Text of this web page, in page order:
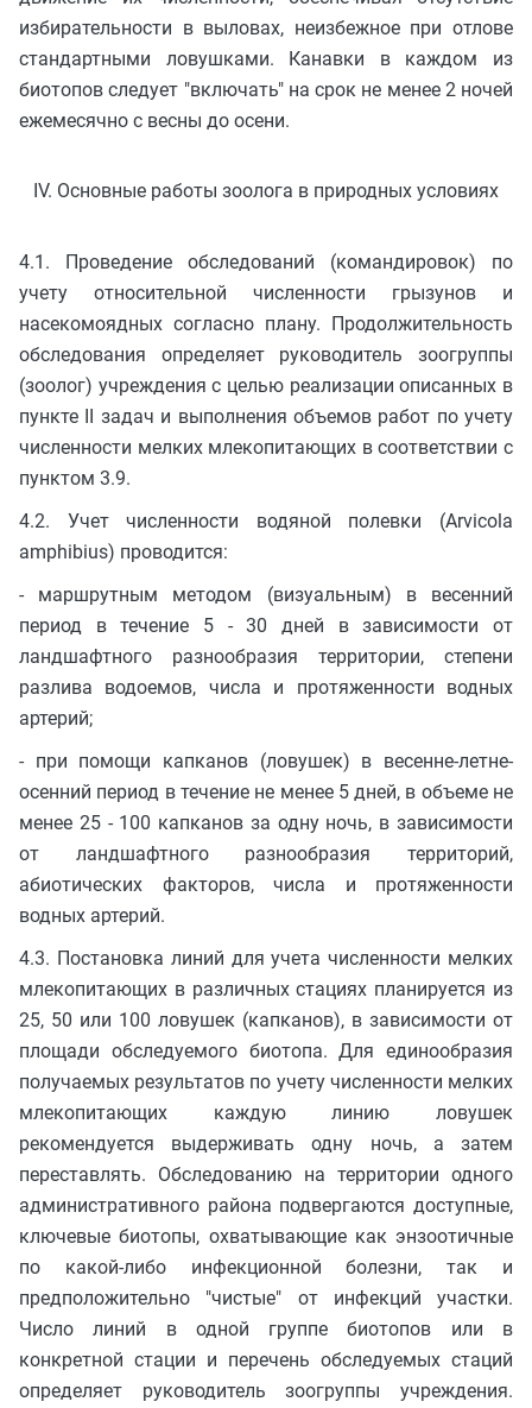
избирательности в выловах, неизбежное при отлове
стандартными ловушками. Канавки в каждом из
биотопов следует "включать" на срок не менее 2 ночей
ежемесячно с весны до осени.
IV. Основные работы зоолога в природных условиях
4.1. Проведение обследований (командировок) по
учету относительной численности грызунов и
насекомоядных согласно плану. Продолжительность
обследования определяет руководитель зоогруппы
(зоолог) учреждения с целью реализации описанных в
пункте II задач и выполнения объемов работ по учету
численности мелких млекопитающих в соответствии с
пунктом 3.9.
4.2. Учет численности водяной полевки (Arvicola
amphibius) проводится:
- маршрутным методом (визуальным) в весенний
период в течение 5 - 30 дней в зависимости от
ландшафтного разнообразия территории, степени
разлива водоемов, числа и протяженности водных
артерий;
- при помощи капканов (ловушек) в весенне-летне-
осенний период в течение не менее 5 дней, в объеме не
менее 25 - 100 капканов за одну ночь, в зависимости
от ландшафтного разнообразия территорий,
абиотических факторов, числа и протяженности
водных артерий.
4.3. Постановка линий для учета численности мелких
млекопитающих в различных стациях планируется из
25, 50 или 100 ловушек (капканов), в зависимости от
площади обследуемого биотопа. Для единообразия
получаемых результатов по учету численности мелких
млекопитающих каждую линию ловушек
рекомендуется выдерживать одну ночь, а затем
переставлять. Обследованию на территории одного
административного района подвергаются доступные,
ключевые биотопы, охватывающие как энзоотичные
по какой-либо инфекционной болезни, так и
предположительно "чистые" от инфекций участки.
Число линий в одной группе биотопов или в
конкретной стации и перечень обследуемых стаций
определяет руководитель зоогруппы учреждения.